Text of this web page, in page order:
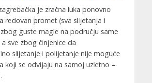
je zračna luka ponovno
redovan promet (sva slijetanja i
guste magle na području same
a sve zbog činjenice da
slijetanje i polijetanje nije moguće
koji se odvijaju na samoj uzletno –